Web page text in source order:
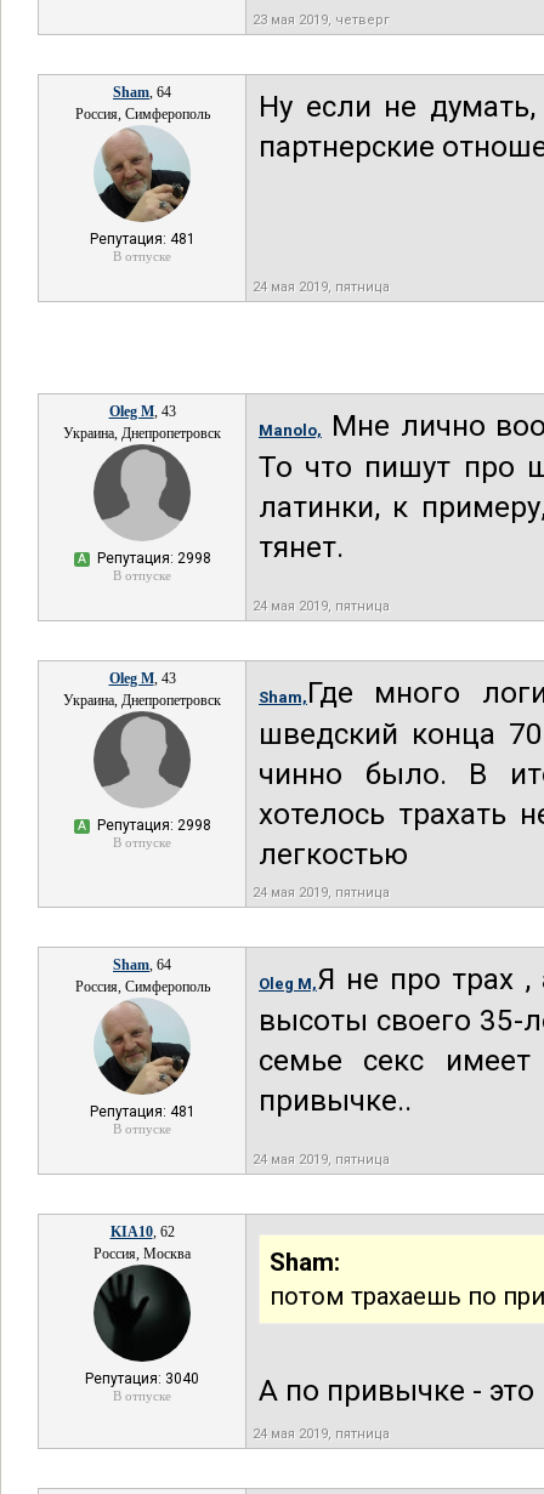
23 мая 2019, четверг
Sham, 64
Россия, Симферополь
Репутация: 481
В отпуске
Ну если не
партнерские
24 мая 2019, пятница
Oleg M, 43
Украина, Днепропетровск
А Репутация: 2998
В отпуске
Manolo,
Мне лично
То что пишут про
латинки, к
тянет.
24 мая 2019, пятница
Oleg M, 43
Украина, Днепропетровск
А Репутация: 2998
В отпуске
Sham, Где много
шведский конца
чинно было. В
хотелось трахать
легкостью
24 мая 2019, пятница
Sham, 64
Россия, Симферополь
Репутация: 481
В отпуске
Oleg M,Я не про трах ,
высоты своего 35-
семье секс
привычке..
24 мая 2019, пятница
KIA10, 62
Россия, Москва
Репутация: 3040
В отпуске
Sham:
потом трахаешь по
А по привычке - это
24 мая 2019, пятница